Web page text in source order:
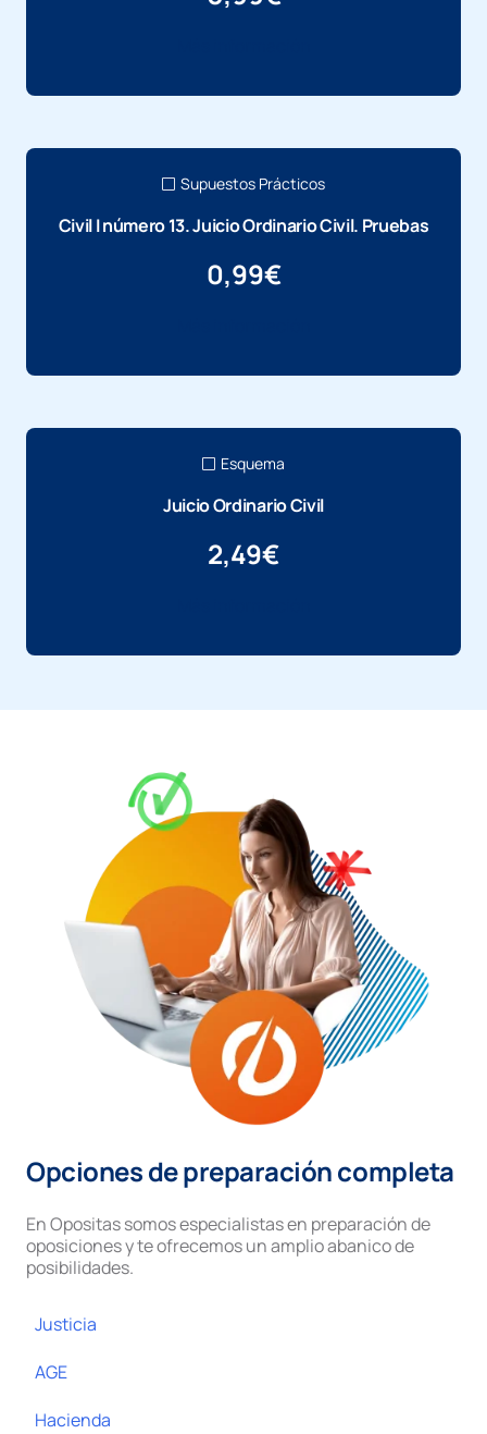
Supuestos Prácticos
Civil I número 13. Juicio Ordinario Civil. Pruebas
0,99€
Esquema
Juicio Ordinario Civil
2,49€
Opciones de preparación completa
En Opositas somos especialistas en preparación de
oposiciones y te ofrecemos un amplio abanico de
posibilidades.
Justicia
AGE
Hacienda